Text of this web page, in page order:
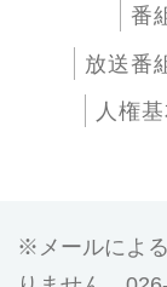
番
放送番
人権
メールによ